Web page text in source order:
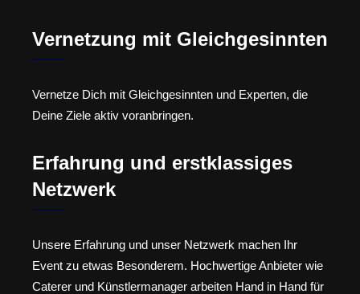
Vernetzung mit Gleichgesinnten
Vernetze Dich mit Gleichgesinnten und Experten, die
Deine Ziele aktiv voranbringen.
Erfahrung und erstklassiges
Netzwerk
Unsere Erfahrung und unser Netzwerk machen Ihr
Event zu etwas Besonderem. Hochwertige Anbieter wie
Caterer und Künstlermanager arbeiten Hand in Hand für